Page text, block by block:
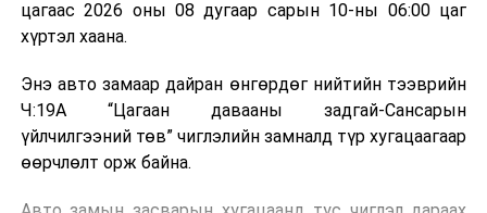
Япон, Герман, Швейцар, Нидерланд, Өмнөд Солонгос
зэрэг улс лаг хатаах, шатаах технологийг ашиглаж
байна. Тухайлбал, Германд лаг шатаах үйлдвэрээс
гарсан үнснээс фосфор сэргээн авах технологи
ашигладаг бол Нидерландад төвлөрсөн лаг
боловсруулах үйлдвэрүүдээр дулаан, цахилгаан
цагаас 2026 оны 08 дугаар сарын 10-ны 06:00 цаг
хүртэл хаана.
Энэ авто замаар дайран өнгөрдөг нийтийн тээврийн
Ч:19А “Цагаан давааны задгай-Сансарын
үйлчилгээний төв” чиглэлийн замналд түр хугацаагаар
өөрчлөлт орж байна.